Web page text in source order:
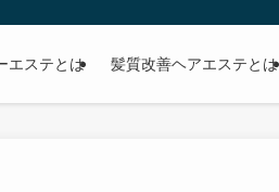
エステとは 髪質改善ヘアエステとは